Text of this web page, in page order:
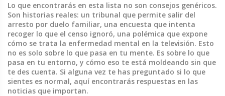
Lo que encontrarás en esta lista no son consejos genéricos.
Son historias reales: un tribunal que permite salir del
arresto por duelo familiar, una encuesta que intenta
recoger lo que el censo ignoró, una polémica que expone
cómo se trata la enfermedad mental en la televisión. Esto
no es solo sobre lo que pasa en tu mente. Es sobre lo que
pasa en tu entorno, y cómo eso te está moldeando sin que
te des cuenta. Si alguna vez te has preguntado si lo que
sientes es normal, aquí encontrarás respuestas en las
noticias que importan.